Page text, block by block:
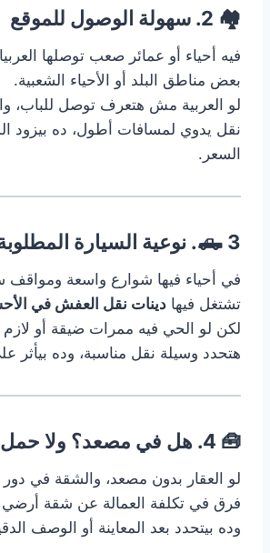
🏘️ 2. سهولة الوصول للموقع
فيه أحياء أو عمائر صعب توصلها
بعض مناطق البلد أو الأحياء الشعبية.
لو العربية مش هتعرف توصل للباب،
نقل يدوي لمسافات أطول، ده بيزود
السعر.
🛻 3. نوعية السيارة المطلوبة
في أحياء فيها شوارع واسعة ومواقف
تشتغل فيها دينات نقل العفش في
لكن لو الحي فيه ممرات ضيقة أو لازم
هتحدد وسيلة نقل مناسبة، وده بيأثر
🧰 4. هل في مصعد؟ ولا حمل يدوي؟
لو العقار بدون مصعد، والشقة في دور
فرق في تكلفة العمالة عن شقة أرضي
وده بيتحدد بعد المعاينة أو الوصف